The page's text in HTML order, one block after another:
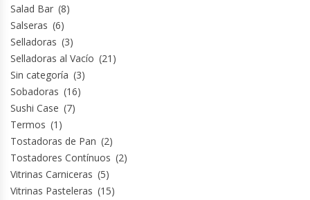
Salad Bar (8)
Salseras (6)
Selladoras (3)
Selladoras al Vacío (21)
Sin categoría (3)
Sobadoras (16)
Sushi Case (7)
Termos (1)
Tostadoras de Pan (2)
Tostadores Contínuos (2)
Vitrinas Carniceras (5)
Vitrinas Pasteleras (15)